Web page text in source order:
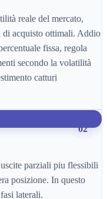
reale del mercato,
acquisto ottimali. Addio
fissa, regola
secondo la volatilità
catturi
02
parziali piu flessibili
posizione. In questo
laterali.